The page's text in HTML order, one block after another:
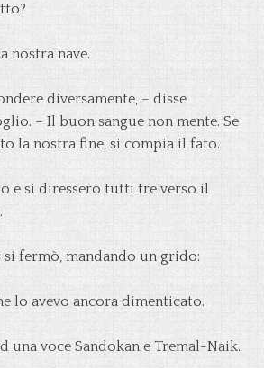
nostra nave.
diversamente, – disse
– Il buon sangue non mente. Se
la nostra fine, si compia il fato.
e si diressero tutti tre verso il
si fermò, mandando un grido:
lo avevo ancora dimenticato.
una voce Sandokan e Tremal-Naik.